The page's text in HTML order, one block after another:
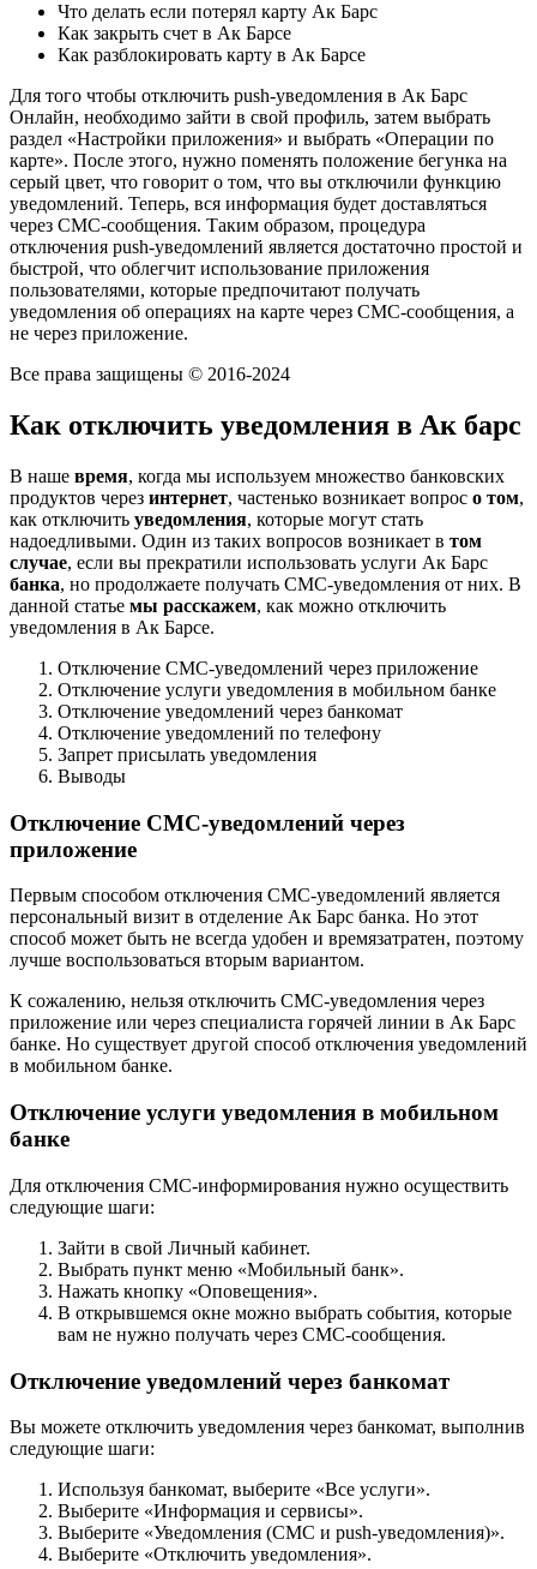
Что делать если потерял карту Ак Барс
Как закрыть счет в Ак Барсе
Как разблокировать карту в Ак Барсе
Для того чтобы отключить push-уведомления в Ак Барс
Онлайн, необходимо зайти в свой профиль, затем выбрать
раздел «Настройки приложения» и выбрать «Операции по
карте». После этого, нужно поменять положение бегунка на
серый цвет, что говорит о том, что вы отключили функцию
уведомлений. Теперь, вся информация будет доставляться
через СМС-сообщения. Таким образом, процедура
отключения push-уведомлений является достаточно простой и
быстрой, что облегчит использование приложения
пользователями, которые предпочитают получать
уведомления об операциях на карте через СМС-сообщения, а
не через приложение.
Все права защищены © 2016-2024
Как отключить уведомления в Ак барс
В наше время, когда мы используем множество банковских
продуктов через интернет, частенько возникает вопрос о том,
как отключить уведомления, которые могут стать
надоедливыми. Один из таких вопросов возникает в том
случае, если вы прекратили использовать услуги Ак Барс
банка, но продолжаете получать СМС-уведомления от них. В
данной статье мы расскажем, как можно отключить
уведомления в Ак Барсе.
Отключение СМС-уведомлений через приложение
Отключение услуги уведомления в мобильном банке
Отключение уведомлений через банкомат
Отключение уведомлений по телефону
Запрет присылать уведомления
Выводы
Отключение СМС-уведомлений через
приложение
Первым способом отключения СМС-уведомлений является
персональный визит в отделение Ак Барс банка. Но этот
способ может быть не всегда удобен и времязатратен, поэтому
лучше воспользоваться вторым вариантом.
К сожалению, нельзя отключить СМС-уведомления через
приложение или через специалиста горячей линии в Ак Барс
банке. Но существует другой способ отключения уведомлений
в мобильном банке.
Отключение услуги уведомления в мобильном
банке
Для отключения СМС-информирования нужно осуществить
следующие шаги:
Зайти в свой Личный кабинет.
Выбрать пункт меню «Мобильный банк».
Нажать кнопку «Оповещения».
В открывшемся окне можно выбрать события, которые
вам не нужно получать через СМС-сообщения.
Отключение уведомлений через банкомат
Вы можете отключить уведомления через банкомат, выполнив
следующие шаги:
Используя банкомат, выберите «Все услуги».
Выберите «Информация и сервисы».
Выберите «Уведомления (СМС и рush-уведомления)».
Выберите «Отключить уведомления».